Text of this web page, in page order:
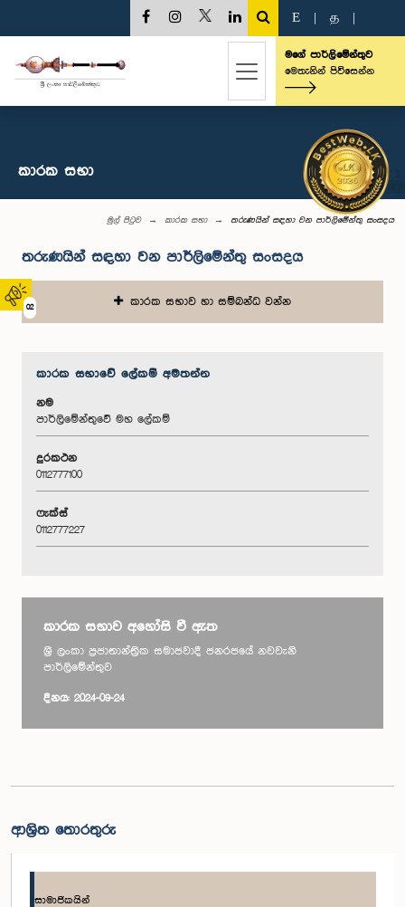
02
E த
මගේ පාර්ලිමේන්තුව
මෙතැනින් පිවිසෙන්න
කාරක සභා
මුල් පිටුව කාරක සභා තරුණයින් සඳහා වන පාර්ලිමේන්තු සංසදය
තරුණයින් සඳහා වන පාර්ලිමේන්තු සංසදය
කාරක සභාව හා සම්බන්ධ වන්න
කාරක සභා‌වේ ලේකම් අමතන්න
නම
පාර්ලිමේන්තුවේ මහ ලේකම්
දුරකථන
0112777100
ෆැක්ස්
0112777227
කාරක සභාව අහෝසි වී ඇත
ශ්‍රී ලංකා ප්‍රජාතාන්ත්‍රික සමාජවාදී ජනරජයේ නවවැනි
පාර්ලිමේන්තුව
දිනය: 2024-09-24
ආශ්‍රිත තොරතුරු
සාමාජිකයින්